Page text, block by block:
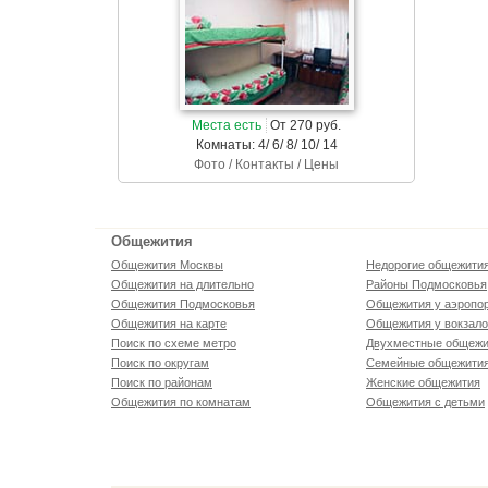
Места есть От 270 руб.
Комнаты: 4/ 6/ 8/ 10/ 14
Фото / Контакты / Цены
Общежития
Общежития Москвы
Общежития на длительно
Общежития Подмосковья
Общежития на карте
Поиск по схеме метро
Поиск по округам
Поиск по районам
Общежития по комнатам
Недорогие
Районы Подмосковья
Общежития у
Общежития у
Двухместные
Семейные
Женские общежития
Общежития с детьми